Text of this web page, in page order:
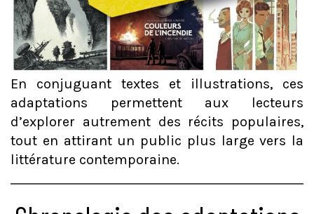
En conjuguant textes et illustrations, ces
adaptations permettent aux lecteurs
d’explorer autrement des récits populaires,
tout en attirant un public plus large vers la
littérature contemporaine.